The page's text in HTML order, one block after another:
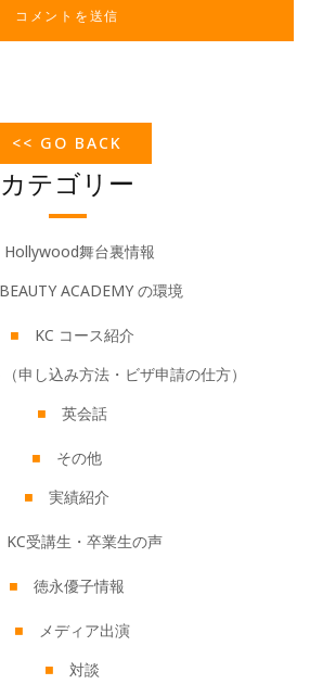
カテゴリー
Hollywood舞台裏情報
ACADEMY の環境
KC コース紹介
申し込み方法・ビザ申請の仕方）
英会話
その他
実績紹介
KC受講生・卒業生の声
徳永優子情報
メディア出演
対談
<< GO BACK